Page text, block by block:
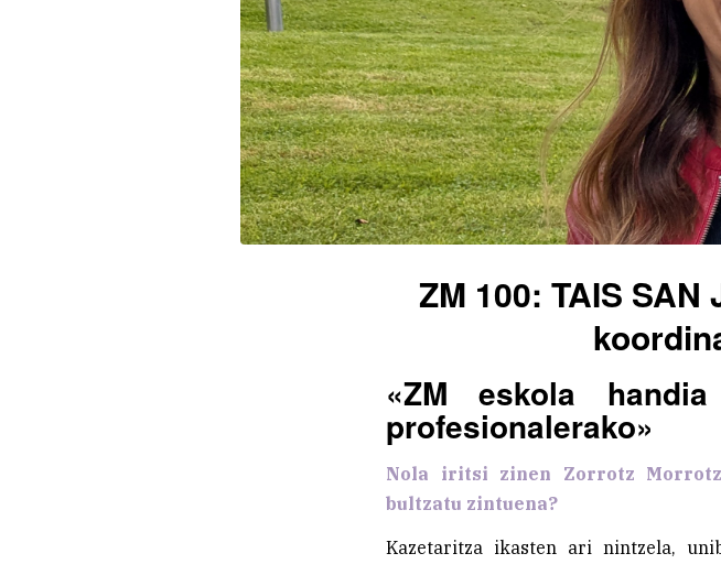
ZM 100: TAIS
«ZM eskola
profesionalerako»
Nola iritsi zinen Zorrotz
bultzatu zintuena?
Kazetaritza ikasten ari nintzela,